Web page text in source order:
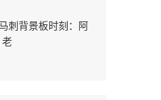
刺背景板时刻：阿
老